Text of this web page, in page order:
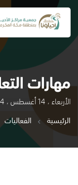
مهارات
الأربعاء ، 14 أغسطس ، 2024 - الأربعاء ، 14 أغسطس ، 2024
الرئيسية
الفعاليات